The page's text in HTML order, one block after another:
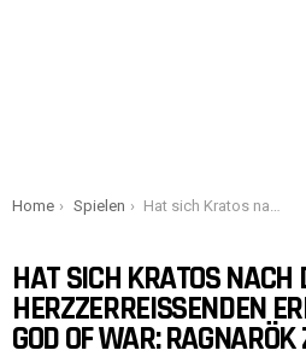
You are here:
Home Spielen Hat sich Kratos nach den herzzerreißenden Ereignissen von God of War: Ragnarök zurückgezogen?
HAT SICH KRATOS NACH
HERZZERREISSENDEN
OD OF WAR: RAGNARÖK